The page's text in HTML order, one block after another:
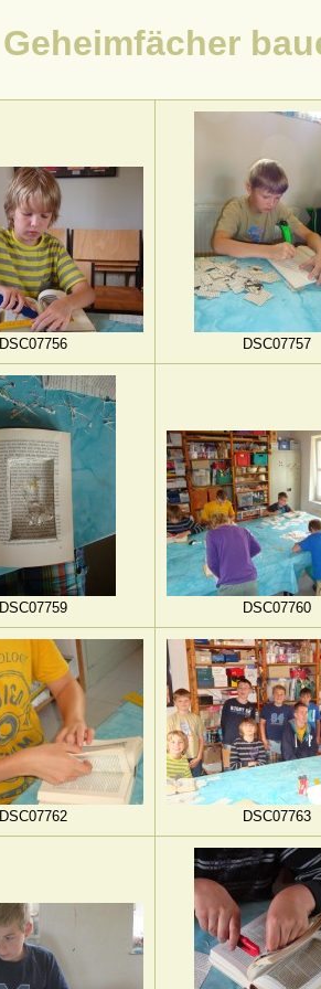
Geheimfächer
DSC07756 DSC07757
DSC07759 DSC07760
DSC07762 DSC07763